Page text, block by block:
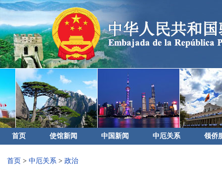
首页 使馆新闻 中国新闻 中厄关系 领侨
首页 > 中厄关系 > 政治